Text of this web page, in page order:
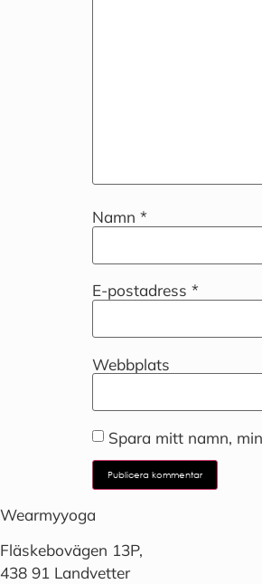
Namn *
E-postadress *
Webbplats
Spara mitt namn,
Wearmyyoga
Fläskebovägen 13P,
438 91 Landvetter